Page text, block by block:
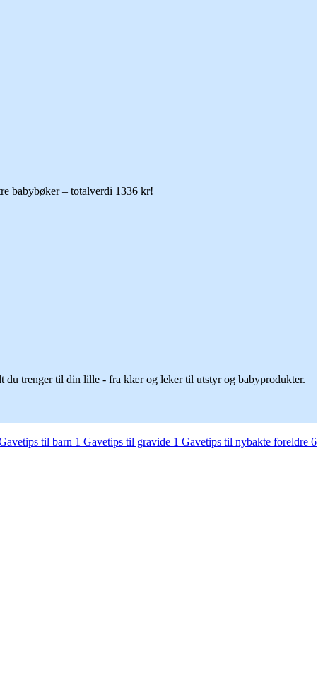
babybøker – totalverdi 1336 kr!
du trenger til din lille - fra klær og leker til utstyr og babyprodukter.
til barn 1 Gavetips til gravide 1 Gavetips til nybakte foreldre 6